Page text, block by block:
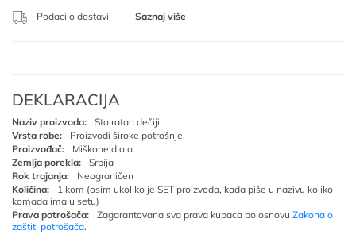
Podaci o dostavi Saznaj više
DEKLARACIJA
Naziv proizvoda:
Sto ratan dečiji
Vrsta robe:
Proizvodi široke potrošnje.
Proizvođač:
Miškone d.o.o.
Zemlja porekla:
Srbija
Rok trajanja:
Neograničen
Količina:
1 kom (osim ukoliko je SET proizvoda, kada piše u nazivu koliko
komada ima u setu)
Prava potrošača:
Zagarantovana sva prava kupaca po osnovu Zakona o
zaštiti potrošača.